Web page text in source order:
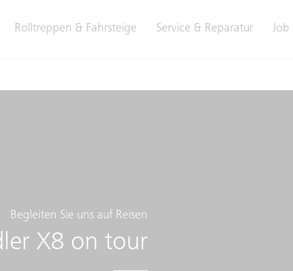
Rolltreppen & Fahrsteige Service & Reparatur Job
Begleiten Sie uns auf Reisen
X8 on tour